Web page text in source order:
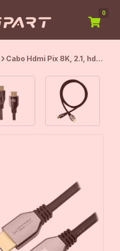
0
Cabo Hdmi Pix 8K, 2.1, hdr,
018-2121